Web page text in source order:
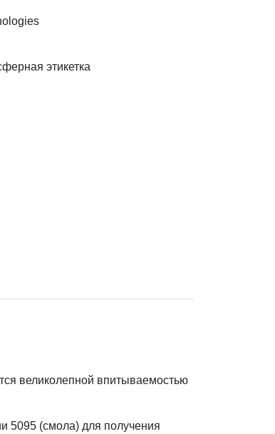
этикетка
великолепной впитываемостью
5095 (смола) для получения